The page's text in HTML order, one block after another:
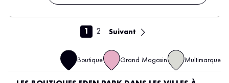
1 2 Suivant
Boutique Grand Magasin Multimarque